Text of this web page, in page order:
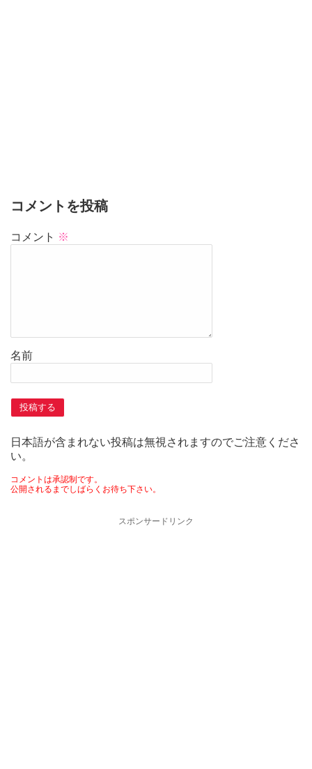
コメントを投稿
コメント ※
名前
日本語が含まれない投稿は無視されますのでご注意くださ
い。
コメントは承認制です。
公開されるまでしばらくお待ち下さい。
スポンサードリンク